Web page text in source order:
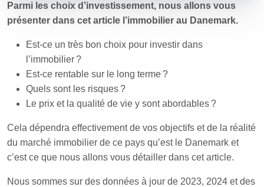
Parmi les choix d’investissement, nous allons vous
présenter dans cet article l’immobilier au Danemark.
Est-ce un très bon choix pour investir dans
l’immobilier ?
Est-ce rentable sur le long terme ?
Quels sont les risques ?
Le prix et la qualité de vie y sont abordables ?
Cela dépendra effectivement de vos objectifs et de la réalité
du marché immobilier de ce pays qu’est le Danemark et
c’est ce que nous allons vous détailler dans cet article.
Nous sommes sur des données à jour de 2023, 2024 et des